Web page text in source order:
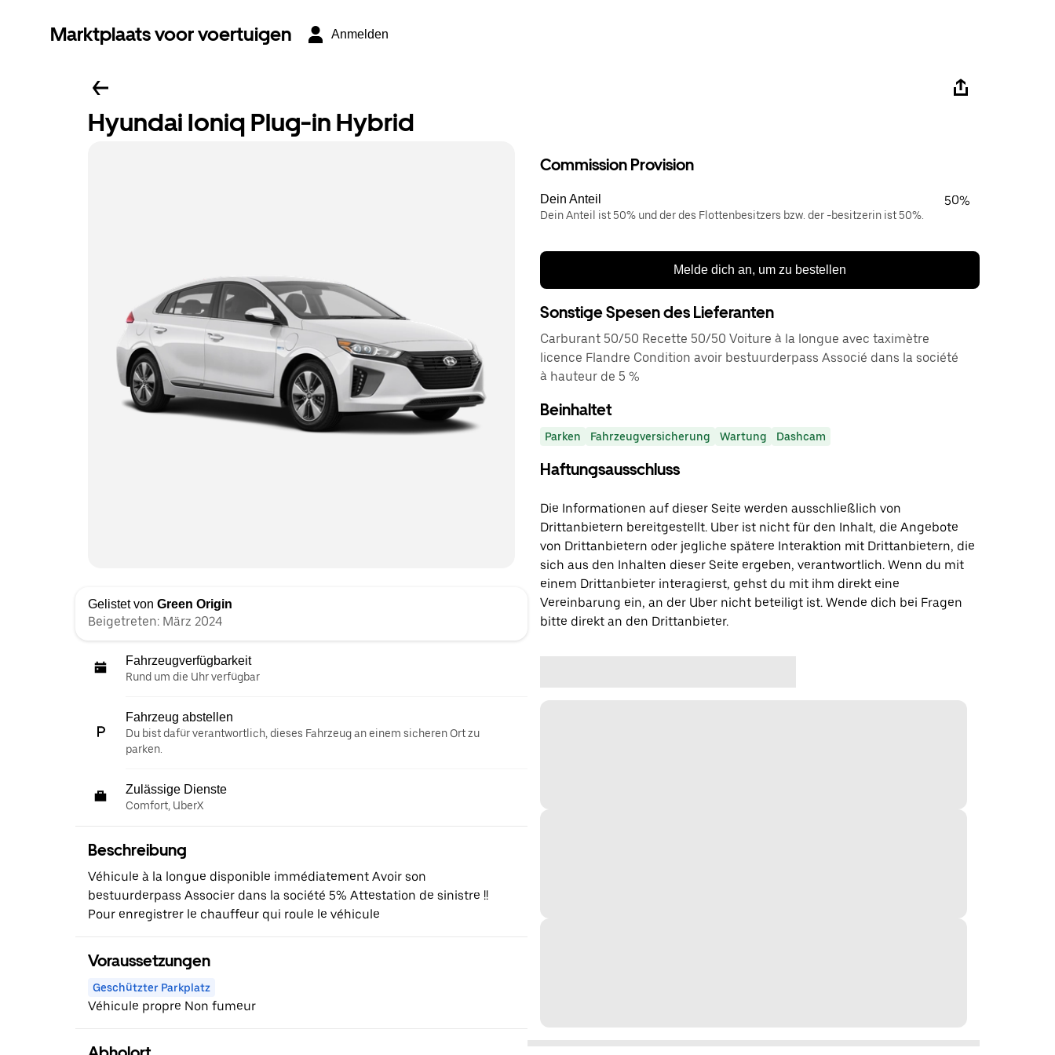
Marktplaats voor voertuigen Anmelden
Hyundai Ioniq Plug-in Hybrid
Gelistet von Green Origin
Beigetreten: März 2024
Fahrzeugverfügbarkeit
Rund um die Uhr verfügbar
Fahrzeug abstellen
Du bist dafür verantwortlich, dieses Fahrzeug an einem sicheren Ort zu
parken.
Zulässige Dienste
Comfort, UberX
Beschreibung
Véhicule à la longue disponible immédiatement Avoir son
bestuurderpass Associer dans la société 5% Attestation de sinistre !!
Pour enregistrer le chauffeur qui roule le véhicule
Voraussetzungen
Geschützter Parkplatz
Véhicule propre Non fumeur
Commission Provision
Dein Anteil
Dein Anteil ist 50% und der des Flottenbesitzers bzw. der -besitzerin ist 50%.
50%
Melde dich an, um zu bestellen
Sonstige Spesen des Lieferanten
Carburant 50/50 Recette 50/50 Voiture à la longue avec taximètre
licence Flandre Condition avoir bestuurderpass Associé dans la société
à hauteur de 5 %
Beinhaltet
Parken Fahrzeugversicherung Wartung Dashcam
Haftungsausschluss
Die Informationen auf dieser Seite werden ausschließlich von
Drittanbietern bereitgestellt. Uber ist nicht für den Inhalt, die Angebote
von Drittanbietern oder jegliche spätere Interaktion mit Drittanbietern, die
sich aus den Inhalten dieser Seite ergeben, verantwortlich. Wenn du mit
einem Drittanbieter interagierst, gehst du mit ihm direkt eine
Vereinbarung ein, an der Uber nicht beteiligt ist. Wende dich bei Fragen
bitte direkt an den Drittanbieter.